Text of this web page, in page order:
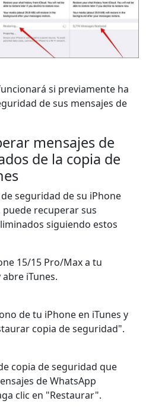
si previamente ha
de sus mensajes de
mensajes de
de la copia de
seguridad de su iPhone
puede recuperar sus
siguiendo estos
15/15 Pro/Max a tu
iTunes.
de tu iPhone en iTunes y
copia de seguridad".
copia de seguridad que
de WhatsApp
clic en "Restaurar".
de idioma
Nederlands
Tiếng Việt
Français
Italiano
Ελληνικά
Türk
हिंदी
தமிழ்
Polskie
қазақ